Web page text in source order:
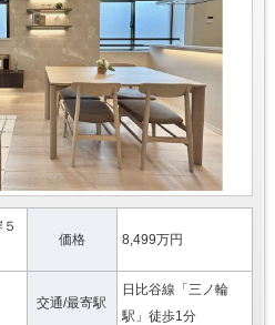
価格 8,499万円
交通/最寄駅
日比谷線「三ノ輪
駅」徒歩1分